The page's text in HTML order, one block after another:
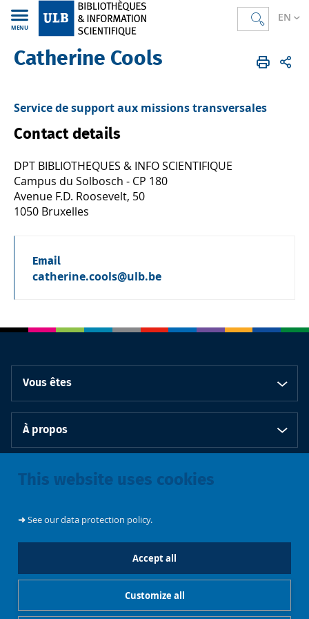
This website uses cookies
➜See our data protection policy.
Accept all
Customize all
EN
MENU
Bibliothèques FR Annuaire
Catherine Cools
Service de support aux missions transversales
Contact details
DPT BIBLIOTHEQUES & INFO SCIENTIFIQUE
Campus du Solbosch - CP 180
Avenue F.D. Roosevelt, 50
1050 Bruxelles
Email
catherine.cools@ulb.be
Vous êtes
À propos
Bibliothèques
Contacts
stages
Événements
bibliothèques
Mentions légales Cookies management